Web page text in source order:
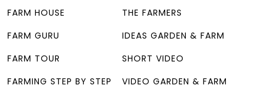
สั้นๆจะสรุปได้ว่าสถานการณ์บ้านเมืองที่ไม่มั่นคง แต่ด้วยพลัง
ของประชาชนสามารถสร้างความมั่นคงให้เกิดขึ้นได้ มันคือโอกาส
[…]
FARM HOUSE
FARM GURU
FARM TOUR
FARMING STEP BY STEP
THE FARMERS
IDEAS GARDEN & FARM
SHORT VIDEO
VIDEO GARDEN & FARM